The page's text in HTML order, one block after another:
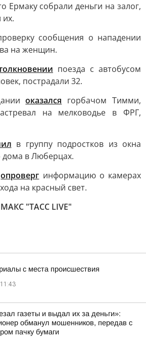
Ермаку собрали деньги на залог,
сообщения о нападении
на женщин.
поезда с автобусом
пострадали 32.
оказался горбачом Тимми,
на мелководье в ФРГ,
в группу подростков из окна
дома в Люберцах.
опроверг информацию о камерах
на красный свет.
"ТАСС LIVE"
с места происшествия
11:43
газеты и выдал их за деньги»:
обманул мошенников, передав с
пачку бумаги